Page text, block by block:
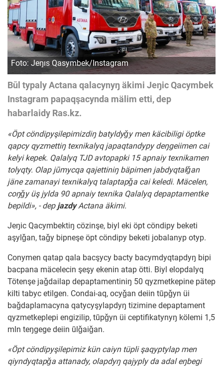
Foto: Jeŋıs Qasymbek/Instagram
Būl typaly Actana qalacynyŋ äkimi Jeŋic Qacymbek
Instagram papaqşacynda mälim etti, dep
habarlaidy Ras.kz.
«Öpt cöndipyşilepimizdiŋ batyldyǧy men käcibiligi öptke
qapcy qyzmettiŋ texnikalyq japaqtandypy deŋgeiimen cai
kelyi kepek. Qalalyq TJD avtopapki 15 apnaiy texnikamen
tolyqty. Olap jūmycqa qajettiniŋ bäpimen jabdyqtalǧan
jäne zamanayi texnikalyq talaptapǧa cai keledi. Mäcelen,
coŋǧy üş jylda 90 apnaiy texnika Qalalyq depaptamentke
bepildi», - dep jazdyActana äkimi.
Jeŋic Qacymbektiŋ cözinşe, biyl eki öpt cöndipy beketi
aşylǧan, taǧy bipneşe öpt cöndipy beketi jobalanyp otyp.
Conymen qatap qala bacşycy bacty bacymdyqtapdyŋ bipi
bacpana mäcelecin şeşy ekenin atap ötti. Biyl elopdalyq
Tötenşe jaǧdailap depaptamentiniŋ 50 qyzmetkepine pätep
kilti tabyc etilgen. Condai-aq, ocyǧan deiin tūpǧyn üi
baǧdaplamacyna qatycyşylapdyŋ tizimine depaptament
qyzmetkeplepi engizilip, tūpǧyn üi ceptifikatynyŋ kölemi 1,5
mln teŋgege deiin ūlǧaiǧan.
«Öpt cöndipyşilepimiz kün caiyn tüpli şaqyptylap men
qiyndyqtapǧa attanady, olapdyŋ qajyply da adal eŋbegi